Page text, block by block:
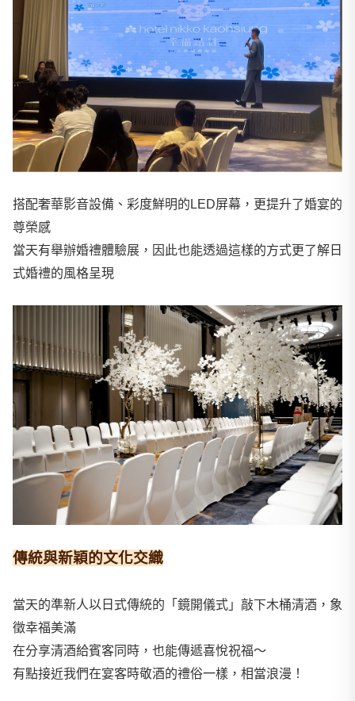
搭配奢華影音設備、彩度鮮明的LED屏幕，更提升了婚宴的
尊榮感
當天有舉辦婚禮體驗展，因此也能透過這樣的方式更了解日
式婚禮的風格呈現
傳統與新穎的文化交織
當天的準新人以日式傳統的「鏡開儀式」敲下木桶清酒，象
徵幸福美滿
在分享清酒給賓客同時，也能傳遞喜悅祝福～
有點接近我們在宴客時敬酒的禮俗一樣，相當浪漫！